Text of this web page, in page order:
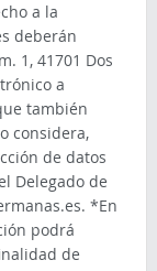
a la
deberán
1, 41701 Dos
a
también
considera,
de datos
Delegado de
*En
podrá
de